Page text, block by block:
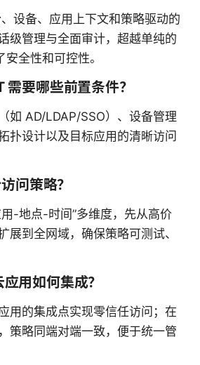
设备、应用上下文和策略驱动的
级管理与全面审计，超越单纯的
安全性和可控性。
需要哪些前置条件？
如 AD/LDAP/SSO）、设备管理
扑设计以及目标应用的清晰访问
问策略？
-地点-时间”多维度，先从高价
展到全网域，确保策略可测试、
用如何集成？
用的集成点实现零信任访问；在
策略同端对端一致，便于统一管